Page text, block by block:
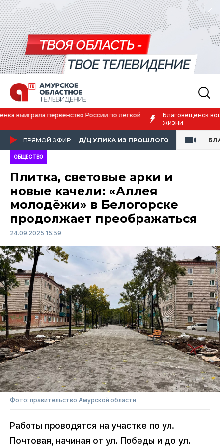
Благовещенск вошёл в число городов с наилучшим качеством
ПРЯМОЙ ЭФИР Д/Ц УЛИКА ИЗ ПРОШЛОГО
ОБЩЕСТВО
Плитка, световые арки и
новые качели: «Аллея
молодёжи» в Белогорске
продолжает преображаться
24.09.2025 15:59
Фото: правительство Амурской области
Работы проводятся на участке по ул.
Почтовая, начиная от ул. Победы и до ул.